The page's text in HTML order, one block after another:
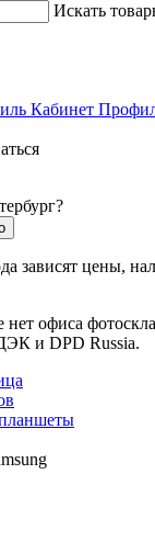
Искать
Кабинет
зависят цены,
офиса
и DPD Russia.